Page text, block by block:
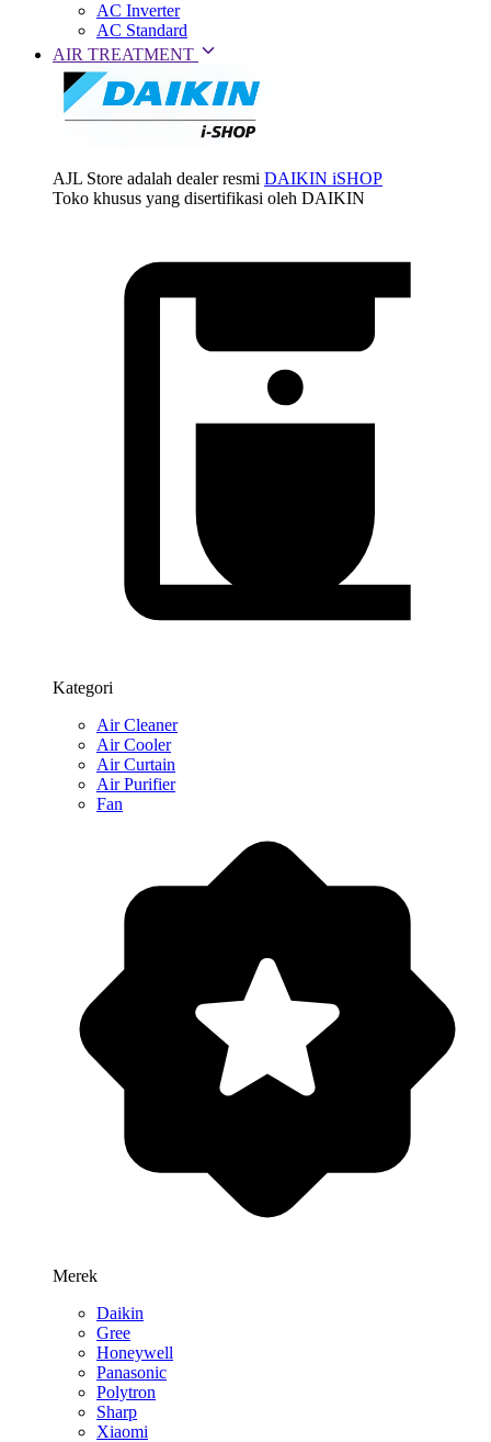
AC Inverter
AC Standard
AIR TREATMENT
AJL Store adalah dealer resmi DAIKIN iSHOP
Toko khusus yang disertifikasi oleh DAIKIN
Kategori
Air Cleaner
Air Cooler
Air Curtain
Air Purifier
Fan
Merek
Daikin
Gree
Honeywell
Panasonic
Polytron
Sharp
Xiaomi